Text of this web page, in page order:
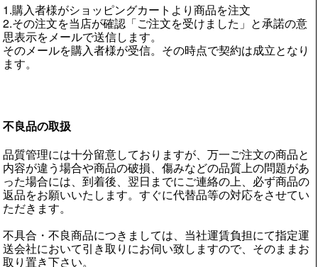
1.購入者様がショッピングカートより商品を注文
2.その注文を当店が確認「ご注文を受けました」と承諾の意
思表示をメールで送信します。
そのメールを購入者様が受信。その時点で契約は成立となり
ます。
不良品の取扱
品質管理には十分留意しておりますが、万一ご注文の商品と
内容が違う場合や商品の破損、傷みなどの品質上の問題があ
った場合には、到着後、翌日までにご連絡の上、必ず商品の
返品をお願いいたします。すぐに代替品等の対応をさせてい
ただきます。
不具合・不良商品につきましては、当社運賃負担にて指定運
送会社において引き取りにお伺い致しますので、そのままお
取り置き下さい。